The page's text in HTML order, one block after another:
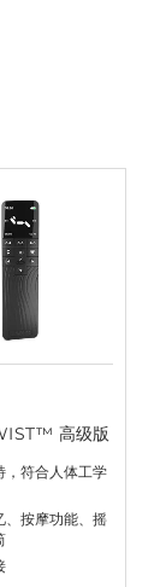
高级版
，符合人体工学
、按摩功能、摇